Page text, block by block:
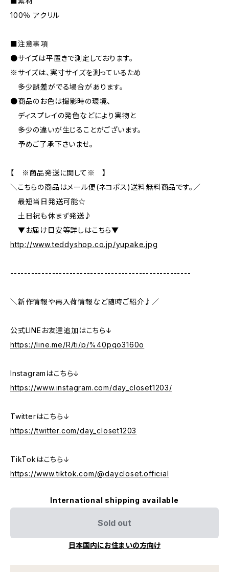
100％ アクリル
■注意事項
●サイズは平置きで測定しております。
※サイズは、実寸サイズを測っているため
多少誤差がでる場合があります。
●商品のお色は撮影時の環境、
ディスプレイの発色などにより実物と
多少の違いが生じることがございます。
予めご了承下さいませ。
【 ※商品発送に関して※ 】
＼こちらの商品はメール便(ネコポス)送料無料商品です。／
最短当日発送可能☆
土日祝も休まず発送♪
▼お届け目安等詳しはこちら▼
http://www.teddyshop.co.jp/yupake.jpg
----------------------------------------------------
＼新作情報や再入荷情報など随時ご紹介♪／
公式LINEお友達追加はこちら↓
https://line.me/R/ti/p/%40pqo3160o
Instagramはこちら↓
https://www.instagram.com/day_closet1203/
Twitterはこちら↓
https://twitter.com/day_closet1203
TikTokはこちら↓
https://www.tiktok.com/@daycloset.official
International shipping available
Sold out
日本国内にお住まいの方向け